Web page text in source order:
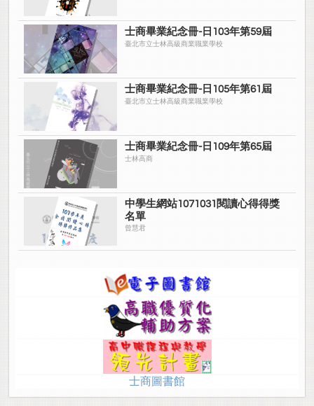
士商畢業紀念冊-日103年第59屆
臺北市立士林高級商業職業學校
士商畢業紀念冊-日105年第61屆
臺北市立士林高級商業職業學校
士商畢業紀念冊-日109年第65屆
士林高商
中學生網站1071031閱讀心得得獎
名單
曾慧君
士商圖書館